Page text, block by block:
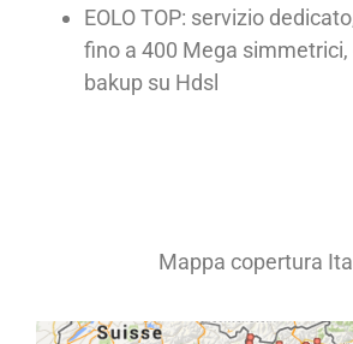
EOLO TOP: servizio
fino a 400 Mega simmetrici,
bakup su Hdsl
Mappa copertura